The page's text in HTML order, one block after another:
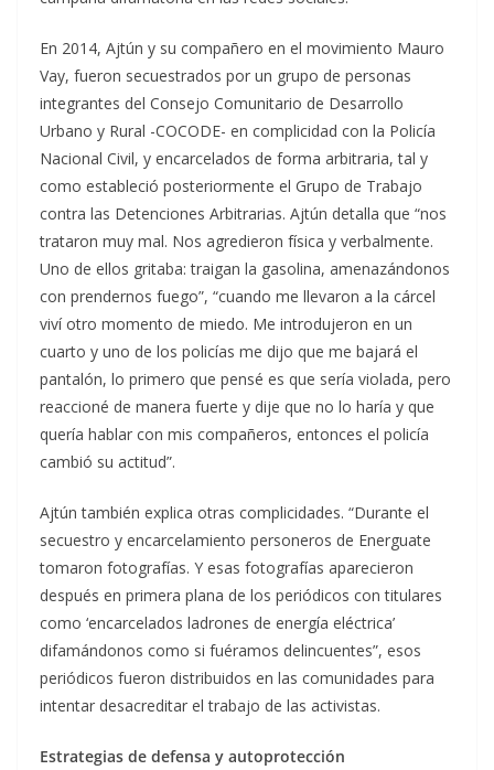
En 2014, Ajtún y su compañero en el movimiento Mauro
Vay, fueron secuestrados por un grupo de personas
integrantes del Consejo Comunitario de Desarrollo
Urbano y Rural -COCODE- en complicidad con la Policía
Nacional Civil, y encarcelados de forma arbitraria, tal y
como estableció posteriormente el Grupo de Trabajo
contra las Detenciones Arbitrarias. Ajtún detalla que “nos
trataron muy mal. Nos agredieron física y verbalmente.
Uno de ellos gritaba: traigan la gasolina, amenazándonos
con prendernos fuego”, “cuando me llevaron a la cárcel
viví otro momento de miedo. Me introdujeron en un
cuarto y uno de los policías me dijo que me bajará el
pantalón, lo primero que pensé es que sería violada, pero
reaccioné de manera fuerte y dije que no lo haría y que
quería hablar con mis compañeros, entonces el policía
cambió su actitud”.
Ajtún también explica otras complicidades. “Durante el
secuestro y encarcelamiento personeros de Energuate
tomaron fotografías. Y esas fotografías aparecieron
después en primera plana de los periódicos con titulares
como ‘encarcelados ladrones de energía eléctrica’
difamándonos como si fuéramos delincuentes”, esos
periódicos fueron distribuidos en las comunidades para
intentar desacreditar el trabajo de las activistas.
Estrategias de defensa y autoprotección